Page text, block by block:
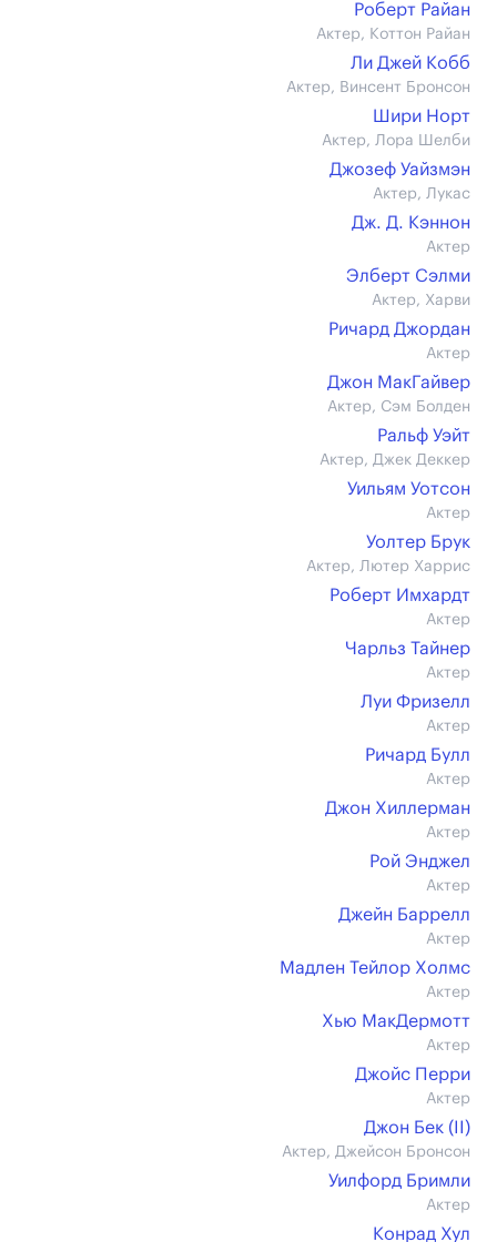
Роберт Райан
Актер, Коттон Райан
Ли Джей Кобб
Актер, Винсент Бронсон
Шири Норт
Актер, Лора Шелби
Джозеф Уайзмэн
Актер, Лукас
Дж. Д. Кэннон
Актер
Элберт Сэлми
Актер, Харви
Ричард Джордан
Актер
Джон МакГайвер
Актер, Сэм Болден
Ральф Уэйт
Актер, Джек Деккер
Уильям Уотсон
Актер
Уолтер Брук
Актер, Лютер Харрис
Роберт Имхардт
Актер
Чарльз Тайнер
Актер
Луи Фризелл
Актер
Ричард Булл
Актер
Джон Хиллерман
Актер
Рой Энджел
Актер
Джейн Баррелл
Актер
Мадлен Тейлор Холмс
Актер
Хью МакДермотт
Актер
Джойс Перри
Актер
Джон Бек (II)
Актер, Джейсон Бронсон
Уилфорд Бримли
Актер
Конрад Хул